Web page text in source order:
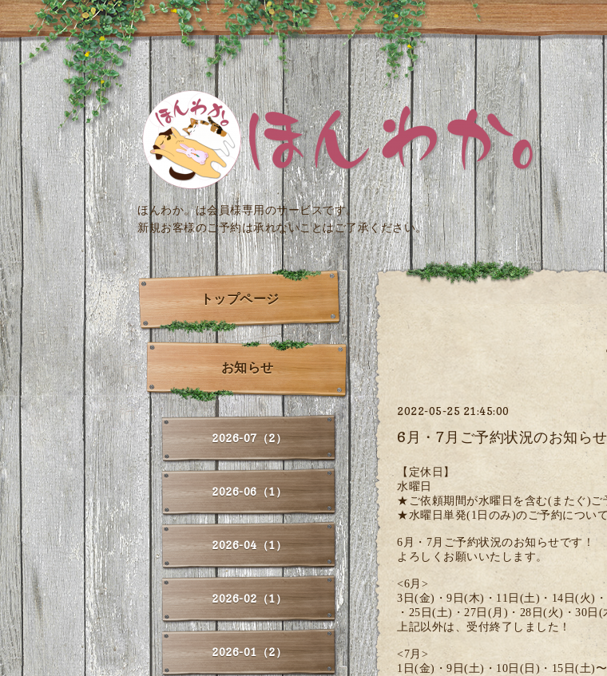
ほんわか。は会員様専用のサービスです。
新規お客様のご予約は承れないことはご了承ください。
2022-05-25 21:45:00
6月・7月ご予約状況のお知らせ
【定休日】
水曜日
★ご依頼期間が水曜日を含む(またぐ)ご
★水曜日単発(1日のみ)のご予約につい
6月・7月ご予約状況のお知らせです！
よろしくお願いいたします。
<6月>
3日(金)・9日(木)・11日(土)・14日(火)
・25日(土)・27日(月)・28日(火)・30日
上記以外は、受付終了しました！
<7月>
1日(金)・9日(土)・10日(日)・15日(土)
トップページ
お知らせ
2026-07（2）
2026-06（1）
2026-04（1）
2026-02（1）
2026-01（2）